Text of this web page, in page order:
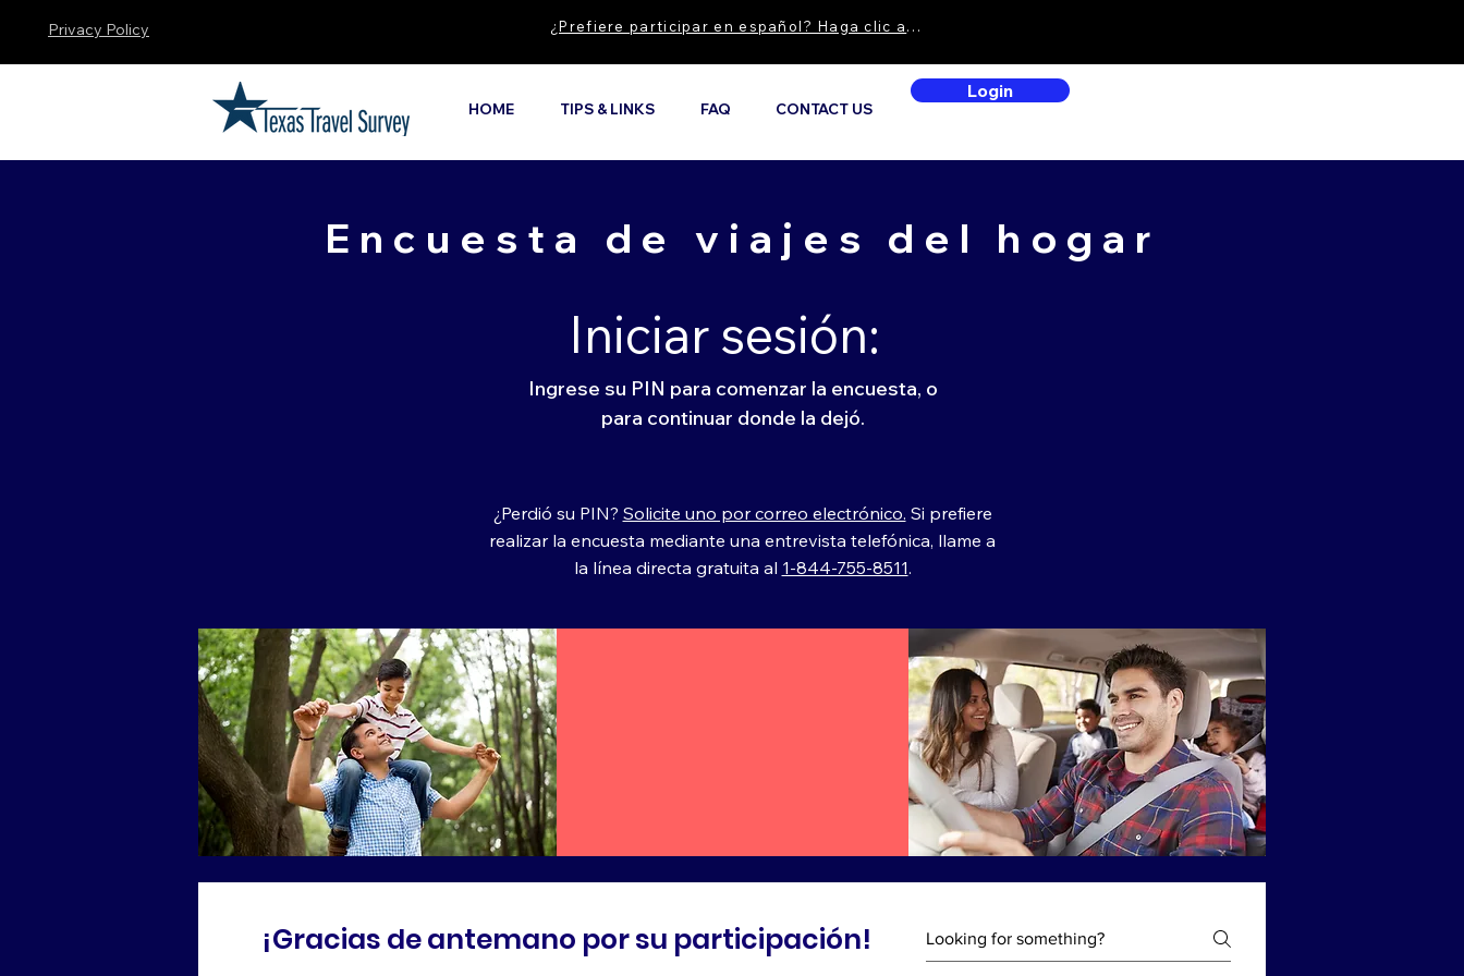
Privacy Policy ¿Prefiere participar en español? Haga clic aquí.
HOME TIPS & LINKS FAQ CONTACT US
Login
Encuesta de viajes del hogar
Iniciar sesión:
Ingrese su PIN para comenzar la encuesta, o
para continuar donde la dejó.
¿Perdió su PIN? Solicite uno por correo electrónico. Si prefiere
realizar la encuesta mediante una entrevista telefónica, llame a
la línea directa gratuita al 1-844-755-8511.
¡Gracias de antemano por su participación!